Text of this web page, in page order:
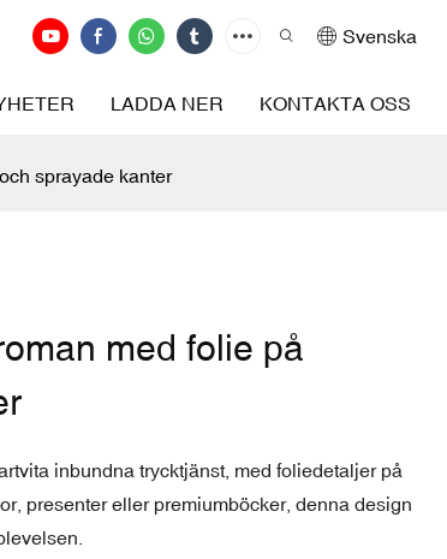
Svenska
LADDA NER KONTAKTA OSS
sprayade kanter
med folie på
inbundna trycktjänst, med foliedetaljer på
presenter eller premiumböcker, denna design